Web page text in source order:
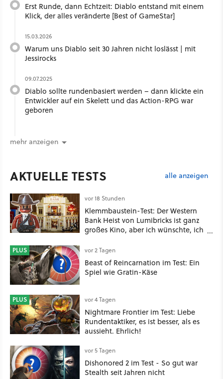
Erst Runde, dann Echtzeit: Diablo entstand mit einem
Klick, der alles veränderte [Best of GameStar]
15.03.2026
Warum uns Diablo seit 30 Jahren nicht loslässt | mit
Jessirocks
09.07.2025
Diablo sollte rundenbasiert werden – dann klickte ein
Entwickler auf ein Skelett und das Action-RPG war
geboren
mehr anzeigen
AKTUELLE TESTS alle anzeigen
vor 18 Stunden
Klemmbaustein-Test: Der Western
Bank Heist von Lumibricks ist ganz
großes Kino, aber ich wünschte, ich
gehört
PLUS vor 2 Tagen
Beast of Reincarnation im Test: Ein
Spiel wie Gratin-Käse
PLUS vor 4 Tagen
Nightmare Frontier im Test: Liebe
Rundentaktiker, es ist besser, als es
aussieht. Ehrlich!
vor 5 Tagen
Dishonored 2 im Test - So gut war
Stealth seit Jahren nicht